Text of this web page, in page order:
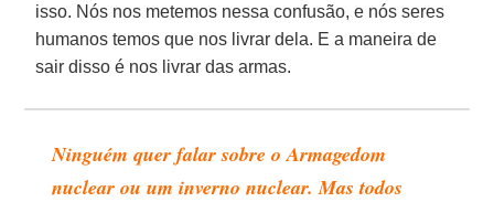
isso. Nós nos metemos nessa confusão, e nós seres
humanos temos que nos livrar dela. E a maneira de
sair disso é nos livrar das armas.
Ninguém quer falar sobre o Armagedom
nuclear ou um inverno nuclear. Mas todos